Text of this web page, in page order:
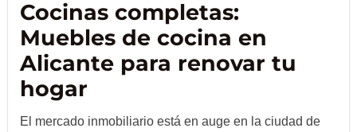
Cocinas completas:
Muebles de cocina en
Alicante para renovar tu
hogar
El mercado inmobiliario está en auge en la ciudad de